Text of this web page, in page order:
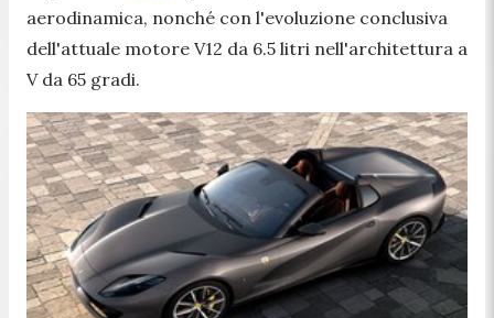
aerodinamica, nonché con l'evoluzione conclusiva
dell'attuale motore V12 da 6.5 litri nell'architettura a
V da 65 gradi.